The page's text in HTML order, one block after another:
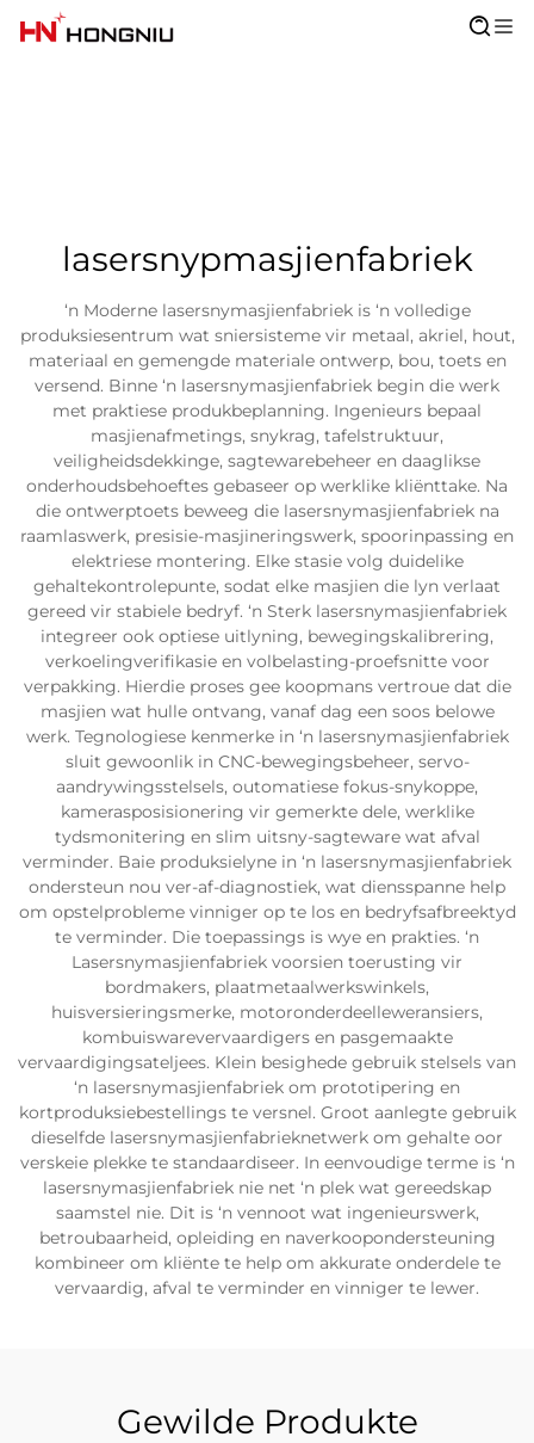
lasersnypmasjienfabriek
‘n Moderne lasersnymasjienfabriek is ‘n volledige
produksiesentrum wat sniersisteme vir metaal, akriel, hout,
materiaal en gemengde materiale ontwerp, bou, toets en
versend. Binne ‘n lasersnymasjienfabriek begin die werk
met praktiese produkbeplanning. Ingenieurs bepaal
masjienafmetings, snykrag, tafelstruktuur,
veiligheidsdekkinge, sagtewarebeheer en daaglikse
onderhoudsbehoeftes gebaseer op werklike kliënttake. Na
die ontwerptoets beweeg die lasersnymasjienfabriek na
raamlaswerk, presisie-masjineringswerk, spoorinpassing en
elektriese montering. Elke stasie volg duidelike
gehaltekontrolepunte, sodat elke masjien die lyn verlaat
gereed vir stabiele bedryf. ‘n Sterk lasersnymasjienfabriek
integreer ook optiese uitlyning, bewegingskalibrering,
verkoelingverifikasie en volbelasting-proefsnitte voor
verpakking. Hierdie proses gee koopmans vertroue dat die
masjien wat hulle ontvang, vanaf dag een soos belowe
werk. Tegnologiese kenmerke in ‘n lasersnymasjienfabriek
sluit gewoonlik in CNC-bewegingsbeheer, servo-
aandrywingsstelsels, outomatiese fokus-snykoppe,
kamerasposisionering vir gemerkte dele, werklike
tydsmonitering en slim uitsny-sagteware wat afval
verminder. Baie produksielyne in ‘n lasersnymasjienfabriek
ondersteun nou ver-af-diagnostiek, wat diensspanne help
om opstelprobleme vinniger op te los en bedryfsafbreektyd
te verminder. Die toepassings is wye en prakties. ‘n
Lasersnymasjienfabriek voorsien toerusting vir
bordmakers, plaatmetaalwerkswinkels,
huisversieringsmerke, motoronderdeelleweransiers,
kombuiswarevervaardigers en pasgemaakte
vervaardigingsateljees. Klein besighede gebruik stelsels van
‘n lasersnymasjienfabriek om prototipering en
kortproduksiebestellings te versnel. Groot aanlegte gebruik
dieselfde lasersnymasjienfabrieknetwerk om gehalte oor
verskeie plekke te standaardiseer. In eenvoudige terme is ‘n
lasersnymasjienfabriek nie net ‘n plek wat gereedskap
saamstel nie. Dit is ‘n vennoot wat ingenieurswerk,
betroubaarheid, opleiding en naverkoopondersteuning
kombineer om kliënte te help om akkurate onderdele te
vervaardig, afval te verminder en vinniger te lewer.
Gewilde Produkte